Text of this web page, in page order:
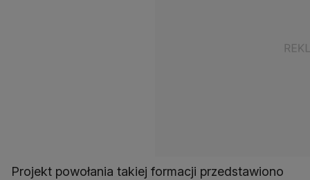
Projekt powołania takiej formacji przedstawiono